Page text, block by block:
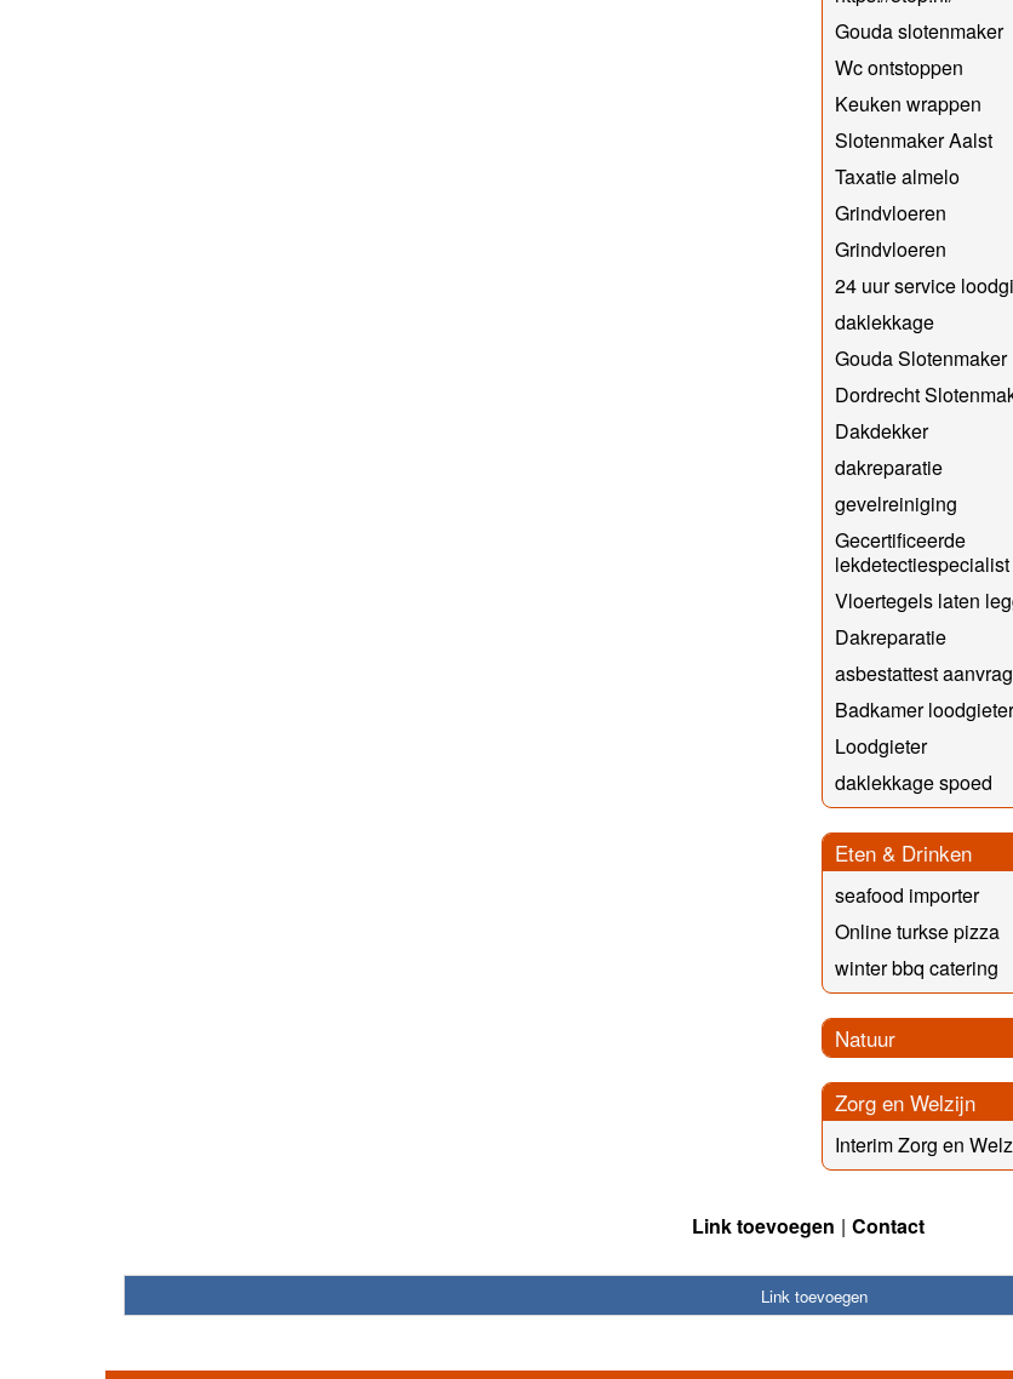
Gouda slotenmaker
Wc ontstoppen
Keuken wrappen
Slotenmaker Aalst
Taxatie almelo
Grindvloeren
Grindvloeren
24 uur service
daklekkage
Gouda Slotenmaker
Dordrecht
Dakdekker
dakreparatie
gevelreiniging
Gecertificeerde
lekdetectiespecialist
Vloertegels laten
Dakreparatie
asbestattest
Badkamer loodgieter
Loodgieter
daklekkage spoed
Eten & Drinken
seafood importer
Online turkse pizza
winter bbq catering
Natuur
Zorg en Welzijn
Interim Zorg en
Link toevoegen Contact
Link toevoegen